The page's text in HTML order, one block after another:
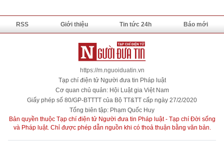
RSS Giới thiệu Tin tức 24h Báo mới
https://m.nguoiduatin.vn
Tạp chí điện tử Người đưa tin Pháp luật
Cơ quan chủ quản: Hội Luật gia Việt Nam
Giấy phép số 80/GP-BTTTT của Bộ TT&TT cấp ngày 27/2/2020
Tổng biên tập: Phạm Quốc Huy
Bản quyền thuộc Tạp chí điện tử Người đưa tin Pháp luật - Tạp chí Đời sống
và Pháp luật. Chỉ được phép dẫn nguồn khi có thoả thuận bằng văn bản.